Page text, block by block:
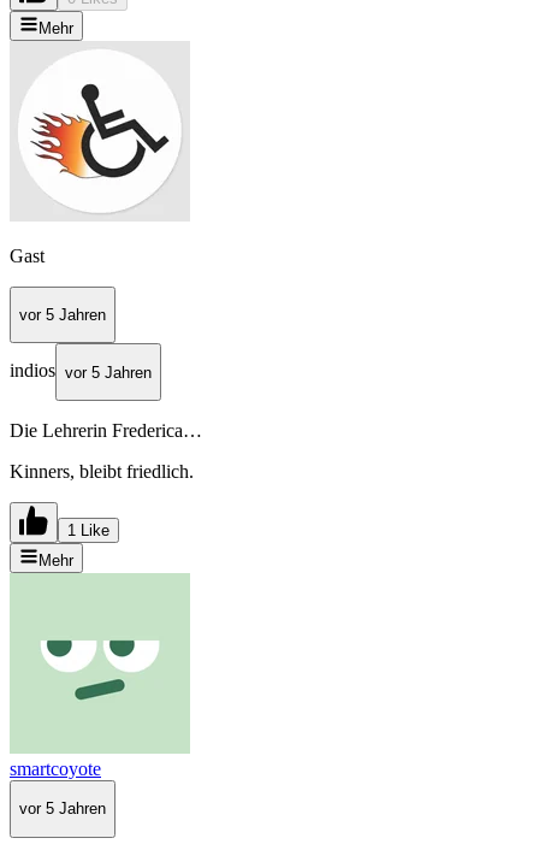
Mehr
Gast
vor 5 Jahren
indios vor 5 Jahren
Die Lehrerin Frederica…
Kinners, bleibt friedlich.
1 Like
Mehr
smartcoyote
vor 5 Jahren